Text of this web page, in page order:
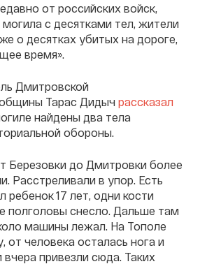
от российских войск,
с десятками тел, жители
о десятках убитых на дороге,
время».
Дмитровской
Тарас Дидыч рассказал
найдены два тела
обороны.
Березовки до Дмитровки более
Расстреливали в упор. Есть
ребенок 17 лет, одни кости
полголовы снесло. Дальше там
машины лежал. На Тополе
от человека осталась нога и
привезли сюда. Таких